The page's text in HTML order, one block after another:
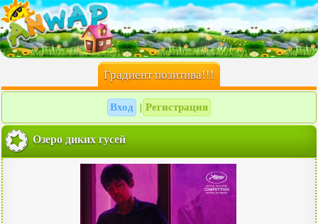
Градиент позитива!!!
Вход Регистрация
Озеро диких гусей